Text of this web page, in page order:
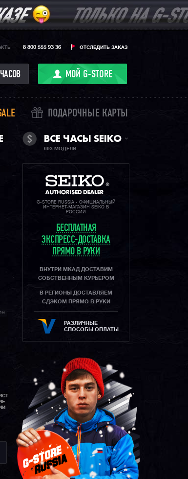
ОТСЛЕДИТЬ ЗАКАЗ
8 800 555 93 36
МОЙ G-STORE
ПОДАРОЧНЫЕ КАРТЫ
ВСЕ ЧАСЫ SEIKO
693 МОДЕЛИ
G-STORE RUSSIA - ОФИЦИАЛЬНЫЙ
ИНТЕРНЕТ-МАГАЗИН SEIKO В
РОССИИ
БЕСПЛАТНАЯ
ЭКСПРЕСС-ДОСТАВКА
ПРЯМО В РУКИ
ВНУТРИ МКАД ДОСТАВИМ
СОБСТВЕННЫМ КУРЬЕРОМ
В РЕГИОНЫ ДОСТАВЛЯЕМ
СДЭКОМ ПРЯМО В РУКИ
РАЗЛИЧНЫЕ
СПОСОБЫ ОПЛАТЫ